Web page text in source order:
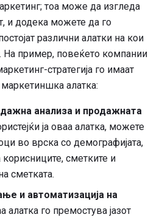
тоа може да изгледа
и додека можете да го
различни алатки на кои
пример, повеќето компании
стратегија го имаат
алатка:
анализа и продажната
ја оваа алатка, можете
во врска со демографијата,
сметките и
сметката.
и автоматизација на
алатка го премостува јазот